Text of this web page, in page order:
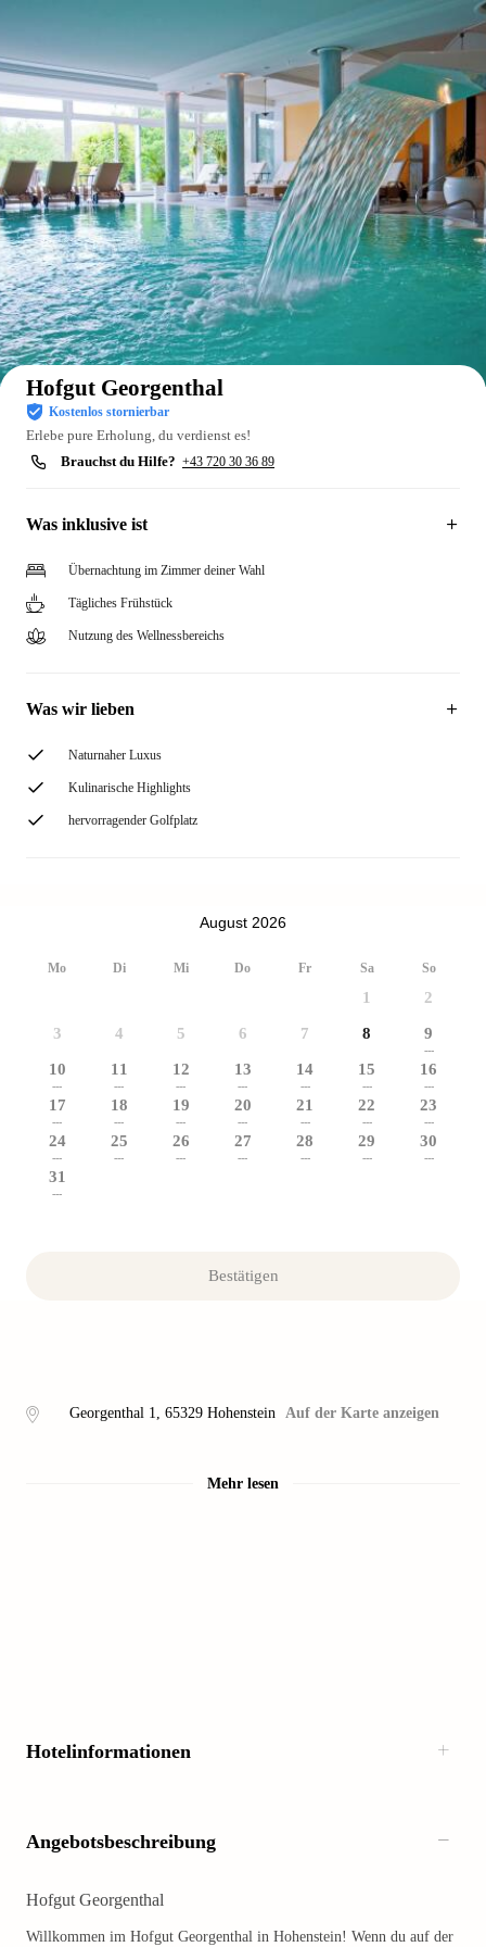
Hofgut Georgenthal
Kostenlos stornierbar
Erlebe pure Erholung, du verdienst es!
Brauchst du Hilfe? +43 720 30 36 89
Was inklusive ist
Übernachtung im Zimmer deiner Wahl
Tägliches Frühstück
Nutzung des Wellnessbereichs
Was wir lieben
Naturnaher Luxus
Kulinarische Highlights
hervorragender Golfplatz
August 2026
Mo Di Mi Do Fr Sa So
1 2
3 4 5 6 7 8 9
---
10
---
11
---
12
---
13
---
14
---
15
---
16
---
17
---
18
---
19
---
20
---
21
---
22
---
23
---
24
---
25
---
26
---
27
---
28
---
29
---
30
---
31
---
Bestätigen
Georgenthal 1, 65329 Hohenstein Auf der Karte anzeigen
Mehr lesen
Hotelinformationen
Angebotsbeschreibung
Hofgut Georgenthal
Willkommen im Hofgut Georgenthal in Hohenstein! Wenn du auf der